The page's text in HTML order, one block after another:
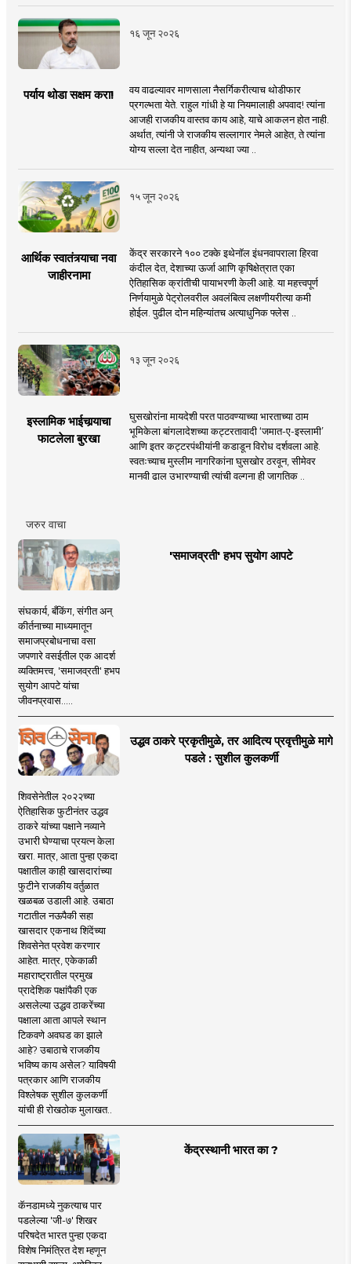
१६ जून २०२६
पर्याय थोडा सक्षम करा!
वय वाढल्यावर माणसाला नैसर्गिकरीत्याच थोडीफार
प्रगल्भता येते. राहुल गांधी हे या नियमालाही अपवाद! त्यांना
आजही राजकीय वास्तव काय आहे, याचे आकलन होत नाही.
अर्थात, त्यांनी जे राजकीय सल्लागार नेमले आहेत, ते त्यांना
योग्य सल्ला देत नाहीत, अन्यथा ज्या ..
१५ जून २०२६
आर्थिक स्वातंत्र्याचा नवा
जाहीरनामा
केंद्र सरकारने १०० टक्के इथेनॉल इंधनवापराला हिरवा
कंदील देत, देशाच्या ऊर्जा आणि कृषिक्षेत्रात एका
ऐतिहासिक क्रांतीची पायाभरणी केली आहे. या महत्त्वपूर्ण
निर्णयामुळे पेट्रोलवरील अवलंबित्व लक्षणीयरीत्या कमी
होईल. पुढील दोन महिन्यांतच अत्याधुनिक फ्लेस ..
१३ जून २०२६
इस्लामिक भाईचार्‍याचा
फाटलेला बुरखा
घुसखोरांना मायदेशी परत पाठवण्याच्या भारताच्या ठाम
भूमिकेला बांगलादेशच्या कट्टरतावादी ‘जमात-ए-इस्लामी’
आणि इतर कट्टरपंथीयांनी कडाडून विरोध दर्शवला आहे.
स्वतःच्याच मुस्लीम नागरिकांना घुसखोर ठरवून, सीमेवर
मानवी ढाल उभारण्याची त्यांची वल्गना ही जागतिक ..
जरुर वाचा
'समाजव्रती' हभप सुयोग आपटे
संघकार्य, बँकिंग, संगीत अन्
कीर्तनाच्या माध्यमातून
समाजप्रबोधनाचा वसा
जपणारे वसईतील एक आदर्श
व्यक्तिमत्त्व, 'समाजव्रती' हभप
सुयोग आपटे यांचा
जीवनप्रवास.....
उद्धव ठाकरे प्रकृतीमुळे, तर आदित्य प्रवृत्तीमुळे मागे
पडले : सुशील कुलकर्णी
शिवसेनेतील २०२२च्या
ऐतिहासिक फुटीनंतर उद्धव
ठाकरे यांच्या पक्षाने नव्याने
उभारी घेण्याचा प्रयत्न केला
खरा. मात्र, आता पुन्हा एकदा
पक्षातील काही खासदारांच्या
फुटीने राजकीय वर्तुळात
खळबळ उडाली आहे. उबाठा
गटातील नऊपैकी सहा
खासदार एकनाथ शिंदेंच्या
शिवसेनेत प्रवेश करणार
आहेत. मात्र, एकेकाळी
महाराष्ट्रातील प्रमुख
प्रादेशिक पक्षांपैकी एक
असलेल्या उद्धव ठाकरेंच्या
पक्षाला आता आपले स्थान
टिकवणे अवघड का झाले
आहे? उबाठाचे राजकीय
भविष्य काय असेल? याविषयी
पत्रकार आणि राजकीय
विश्लेषक सुशील कुलकर्णी
यांची ही रोखठोक मुलाखत..
केंद्रस्थानी भारत का ?
कॅनडामध्ये नुकत्याच पार
पडलेल्या 'जी-७' शिखर
परिषदेत भारत पुन्हा एकदा
विशेष निमंत्रित देश म्हणून